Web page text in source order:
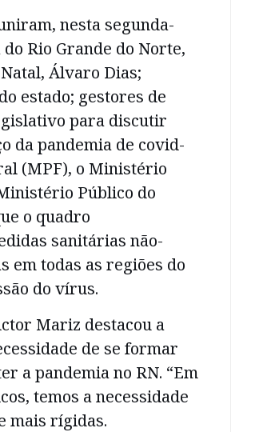
nesta segunda-
Rio Grande do Norte,
Álvaro Dias;
estado; gestores de
para discutir
da pandemia de covid-
(MPF), o Ministério
Público do
o quadro
sanitárias não-
em todas as regiões do
do vírus.
Mariz destacou a
de se formar
a pandemia no RN. “Em
temos a necessidade
mais rígidas.